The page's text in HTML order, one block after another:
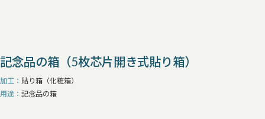
記念品の箱（5枚芯片開き式貼り箱）
加工
貼り箱（化粧箱）
用途
記念品の箱